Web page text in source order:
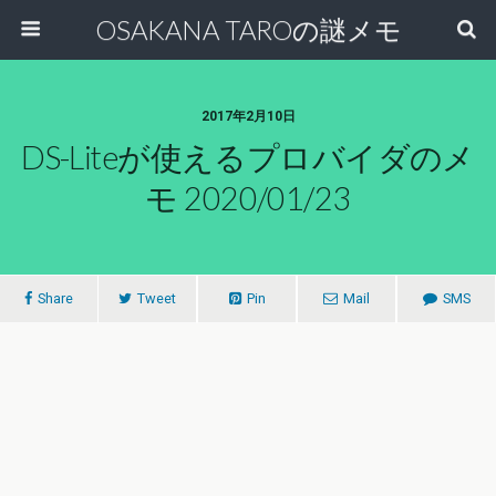
OSAKANA TAROの謎メモ
2017年2月10日
DS-Liteが使えるプロバイダのメ
モ 2020/01/23
Share Tweet Pin Mail SMS